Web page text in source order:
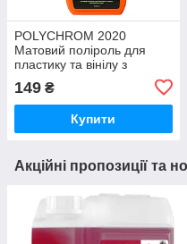
POLYCHROM 2020
Матовий поліроль для
пластику та вінілу з
“POLYROLE MATTE”
149 ₴
Купити
Акційні пропозиції та